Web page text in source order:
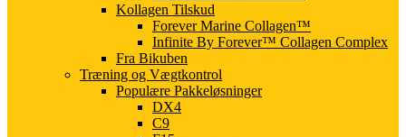
Kollagen Tilskud
Forever Marine Collagen™
Infinite By Forever™ Collagen Complex
Fra Bikuben
Træning og Vægtkontrol
Populære Pakkeløsninger
DX4
C9